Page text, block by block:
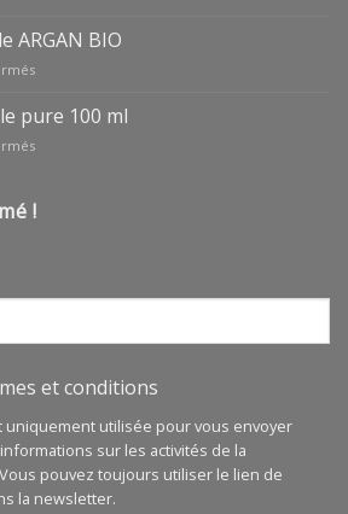
ARGAN BIO
sur
végétale
BIO
pure 100 ml
sur
pure
!
et conditions
uniquement utilisée pour vous envoyer
sur les activités de la
pouvez toujours utiliser le lien de
la newsletter.